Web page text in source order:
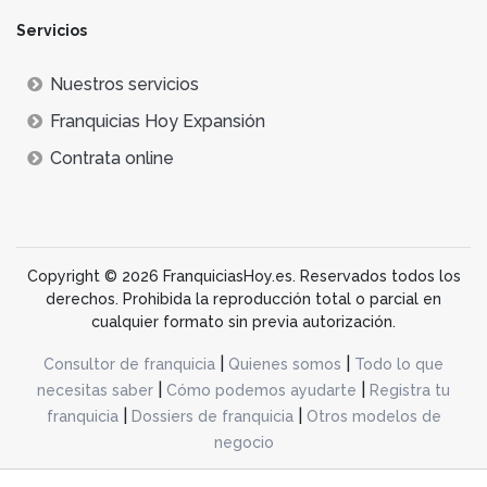
gustos y experiencias de los consumidores.
Factores clave para el éxito de las
franquicias de educación y formación
El éxito de las franquicias en este sector depende de
varios factores clave:
mercado para mejorar su oferta formativa. Los
negocios que combinan nuevas tecnologías y
métodos pedagógicos para ofrecer modelos de
educación presencial, formatos híbridos o 100%
online son los que consiguen convertirse en
franquicias rentables y alcanzar un crecimiento más
alto. Gracias a esta práctica, las franquicias
consiguen que la educación de calidad llegue a
Servicios
Nuestros servicios
Franquicias Hoy Expansión
Contrata online
Copyright © 2026 FranquiciasHoy.es. Reservados todos los
derechos. Prohibida la reproducción total o parcial en
cualquier formato sin previa autorización.
Consultor de franquicia Quienes somos
Todo lo que
necesitas saber
Cómo podemos ayudarte
Registra tu
franquicia| Dossiers de franquicia|
Otros modelos de
negocio